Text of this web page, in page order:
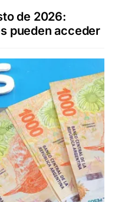
de 2026:
pueden acceder